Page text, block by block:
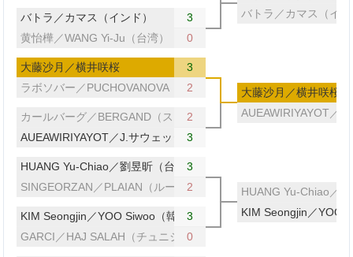
バトラ／カマス（インド）
3
黄怡樺／WANG Yi-Ju（台湾）
0
大藤沙月／横井咲桜
3
ラボソバー／PUCHOVANOVA（スロバキア）
2
カールバーグ／BERGAND（スウェーデン）
2
AUEAWIRIYAYOT／J.サウェッタブート（タイ）
3
HUANG Yu-Chiao／劉昱昕（台湾）
3
SINGEORZAN／PLAIAN（ルーマニア）
2
KIM Seongjin／YOO Siwoo（韓国）
3
GARCI／HAJ SALAH（チュニジア）
0
バトラ／カマス（イ
大藤沙月／横井咲桜
AUEAWIRIYAYOT／
HUANG Yu-Chiao／
KIM Seongjin／YOO